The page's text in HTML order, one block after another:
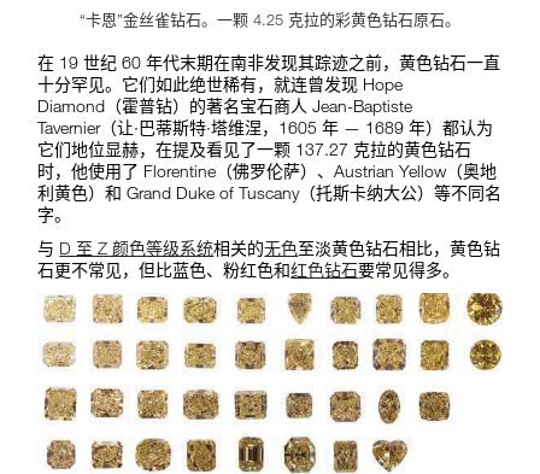
“卡恩”金丝雀钻石。一颗 4.25 克拉的彩黄色钻石原石。
在 19 世纪 60 年代末期在南非发现其踪迹之前，黄色钻石一直
十分罕见。它们如此绝世稀有，就连曾发现 Hope
Diamond（霍普钻）的著名宝石商人 Jean-Baptiste
Tavernier（让·巴蒂斯特·塔维涅，1605 年 — 1689 年）都认为
它们地位显赫，在提及看见了一颗 137.27 克拉的黄色钻石
时，他使用了 Florentine（佛罗伦萨）、Austrian Yellow（奥地
利黄色）和 Grand Duke of Tuscany（托斯卡纳大公）等不同名
字。
与 D 至 Z 颜色等级系统相关的无色至淡黄色钻石相比，黄色钻
石更不常见，但比蓝色、粉红色和红色钻石要常见得多。